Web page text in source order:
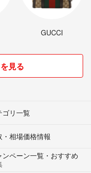
GUCCI
見る
ゴリ一覧
・相場価格情報
ンペーン一覧・おすすめ